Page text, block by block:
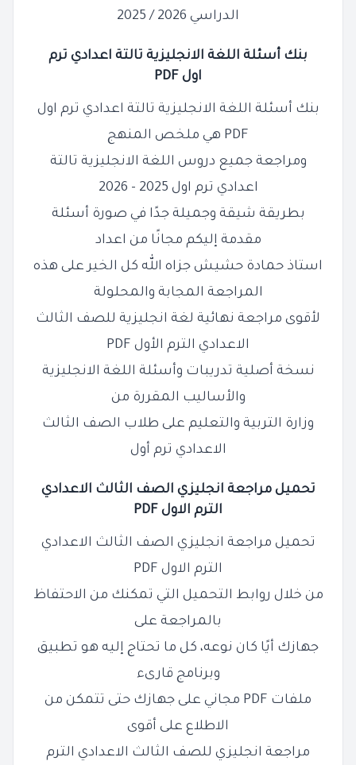
الدراسي 2026 / 2025
بنك أسئلة اللغة الانجليزية تالتة اعدادي ترم
اول
بنك أسئلة اللغة الانجليزية تالتة اعدادي ترم اول
PDF هي ملخص المنهج
ومراجعة جميع دروس اللغة الانجليزية تالتة
اعدادي ترم اول 2025 - 2026
بطريقة شيقة وجميلة جدًا في صورة أسئلة
مقدمة إليكم مجانًا من اعداد
استاذ حمادة حشيش جزاه الله كل الخير على هذه
المراجعة المجابة والمحلولة
لأقوى مراجعة نهائية لغة انجليزية للصف الثالث
الاعدادي الترم الأول PDF
نسخة أصلية تدريبات وأسئلة اللغة الانجليزية
والأساليب المقررة من
وزارة التربية والتعليم على طلاب الصف الثالث
الاعدادي ترم أول
تحميل مراجعة انجليزي الصف الثالث الاعدادي
الترم الاول PDF
تحميل مراجعة انجليزي الصف الثالث الاعدادي
الترم الاول PDF
من خلال روابط التحميل التي تمكنك من الاحتفاظ
بالمراجعة على
جهازك أيًا كان نوعه، كل ما تحتاج إليه هو تطبيق
وبرنامج قارىء
ملفات PDF مجاني على جهازك حتى تتمكن من
الاطلاع على أقوى
مراجعة انجليزي للصف الثالث الاعدادي الترم